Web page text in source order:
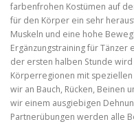
farbenfrohen Kostümen auf
für den Körper ein sehr
Muskeln und eine hohe
Ergänzungstraining für Tänzer
der ersten halben Stunde
Körperregionen mit
wir an Bauch, Rücken, Beinen
wir einem ausgiebigen
Partnerübungen werden alle